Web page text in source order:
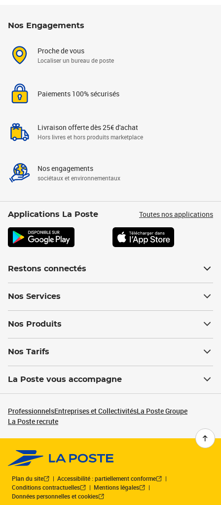
Nos Engagements
Proche de vous
Localiser un bureau de poste
Paiements 100% sécurisés
Livraison offerte dès 25€ d'achat
Hors livres et hors produits marketplace
Nos engagements
sociétaux et environnementaux
Applications La Poste Toutes nos applications
Restons connectés
Nos Services
Nos Produits
Nos Tarifs
La Poste vous accompagne
ProfessionnelsEntreprises et CollectivitésLa Poste Groupe
La Poste recrute
Plan du site
Accessibilité : partiellement conforme
Conditions contractuelles
Mentions légales
Données personnelles et cookies